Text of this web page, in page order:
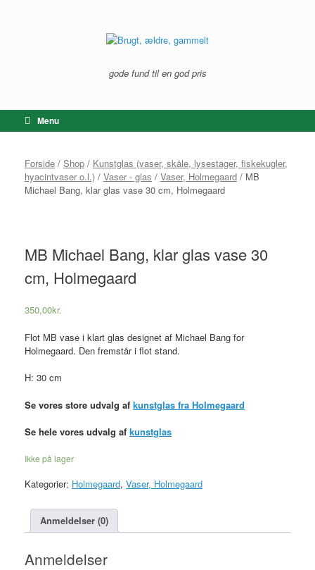
gode fund til en god pris
Menu
Forside / Shop / Kunstglas (vaser, skåle, lysestager, fiskekugler,
hyacintvaser o.l.) / Vaser - glas / Vaser, Holmegaard / MB
Michael Bang, klar glas vase 30 cm, Holmegaard
MB Michael Bang, klar glas vase 30
cm, Holmegaard
350,00kr.
Flot MB vase i klart glas designet af Michael Bang for
Holmegaard. Den fremstår i flot stand.
H: 30 cm
Se vores store udvalg af kunstglas fra Holmegaard
Se hele vores udvalg af kunstglas
Ikke på lager
Kategorier: Holmegaard, Vaser, Holmegaard
Anmeldelser (0)
Anmeldelser